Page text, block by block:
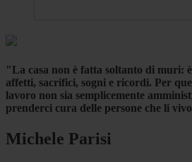
"La casa non è fatta soltanto di muri:
affetti, sacrifici, sogni e ricordi. Per
lavoro non sia semplicemente
prenderci cura delle persone che li
Michele Parisi